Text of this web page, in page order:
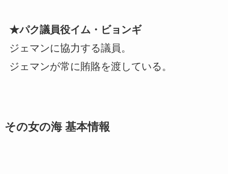
★パク議員役イム・ビョンギ
ジェマンに協力する議員。
ジェマンが常に賄賂を渡している。
その女の海 基本情報